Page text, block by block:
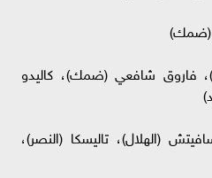
(ضمك)
فاروق شافعي (ضمك)، كاليدو
(الهلال)، تاليسكا (النصر)،